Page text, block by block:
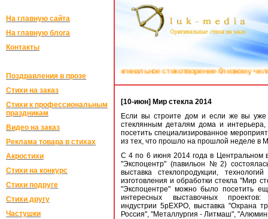
На главную сайта
На главную блога
Контакты
Поздравления в прозе
Стихи на заказ
Стихи к профессиональным
праздникам
Видео на заказ
Реклама товара в стихах
Акростихи
Стихи на конкурс
Стихи подруге
Стихи другу
Частушки
оригинальное стихотворение близкому человеку в "ЛУК-МЕДИА":
[10-июн] Мир стекла 2014
Если вы строите дом и если же вы уже
стеклянным деталям дома и
посетить специализированное
из тех, что прошло на прошлой неделе в
С 4 по 6 июня 2014 года в Центральном
"Экспоцентр" (павильон №2)
выставка стеклопродукции,
изготовления и обработки стекла "Мир
"Экспоцентре" можно было посетить
интересных выставочных
индустрии 5pEXPO, выставка "Охрана
Россия", "Металлургия - Литмаш",